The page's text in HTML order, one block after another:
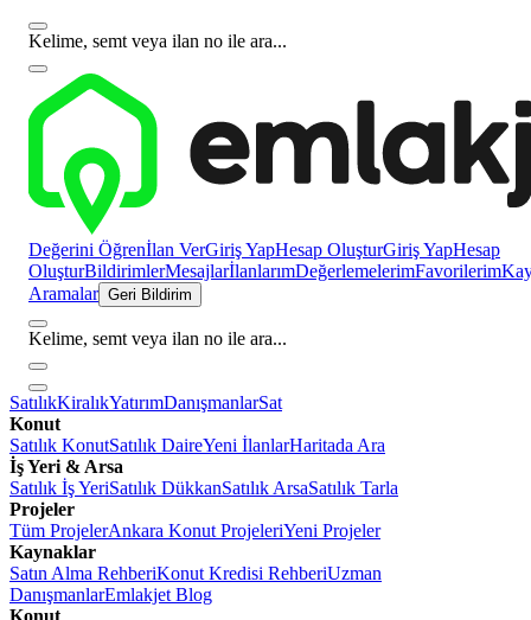
Kelime, semt veya ilan no ile ara...
Değerini Öğrenİlan VerGiriş YapHesap OluşturGiriş YapHesap
OluşturBildirimlerMesajlarİlanlarımDeğerlemelerimFavorilerim
Aramalar Geri Bildirim
Kelime, semt veya ilan no ile ara...
SatılıkKiralıkYatırımDanışmanlarSat
Konut
Satılık KonutSatılık DaireYeni İlanlarHaritada Ara
İş Yeri & Arsa
Satılık İş YeriSatılık DükkanSatılık ArsaSatılık Tarla
Projeler
Tüm ProjelerAnkara Konut ProjeleriYeni Projeler
Kaynaklar
Satın Alma RehberiKonut Kredisi RehberiUzman
DanışmanlarEmlakjet Blog
Konut